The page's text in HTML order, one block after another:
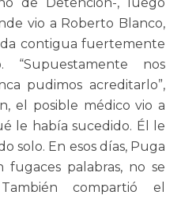
vio a Roberto Blanco,
contigua fuertemente
“Supuestamente nos
pudimos acreditarlo”,
el posible médico vio a
le había sucedido. Él le
solo. En esos días, Puga
fugaces palabras, no se
compartió el